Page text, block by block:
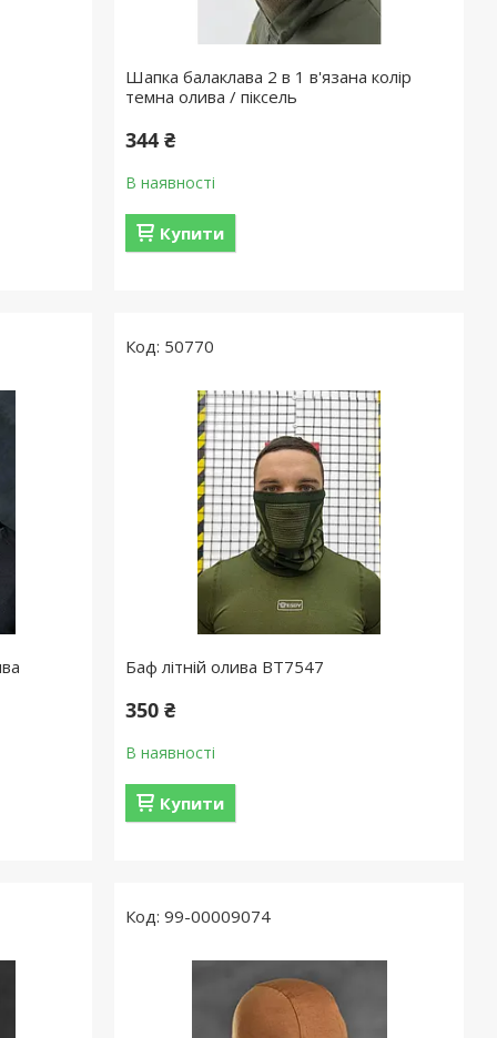
Шапка балаклава 2 в 1 в'язана колір
темна олива / піксель
344 ₴
В наявності
Купити
50770
Баф літній олива ВТ7547
350 ₴
В наявності
Купити
99-00009074